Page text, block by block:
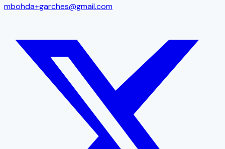
mbohda+garches@gmail.com